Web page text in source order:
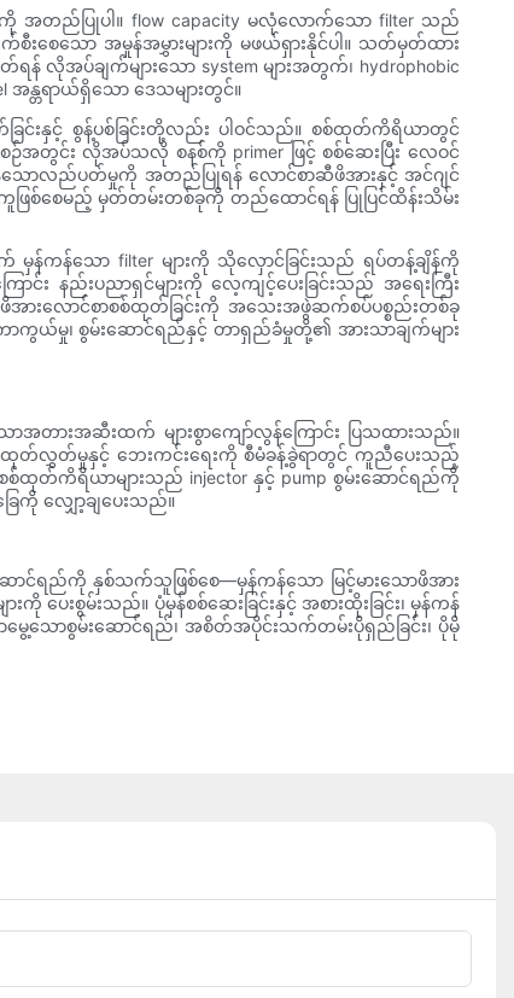
မှုကို အတည်ပြုပါ။ flow capacity မလုံလောက်သော filter သည်
စီးစေသော အမှုန်အမွှားများကို မဖယ်ရှားနိုင်ပါ။ သတ်မှတ်ထား
လိုအပ်ချက်များသော system များအတွက်၊ hydrophobic
အန္တရာယ်ရှိသော ဒေသများတွင်။
ြင်းနှင့် စွန့်ပစ်ခြင်းတို့လည်း ပါဝင်သည်။ စစ်ထုတ်ကိရိယာတွင်
စဉ်အတွင်း လိုအပ်သလို စနစ်ကို primer ဖြင့် စစ်ဆေးပြီး လေဝင်
န်သောလည်ပတ်မှုကို အတည်ပြုရန် လောင်စာဆီဖိအားနှင့် အင်ဂျင်
ကူဖြစ်စေမည့် မှတ်တမ်းတစ်ခုကို တည်ထောင်ရန် ပြုပြင်ထိန်းသိမ်း
မှန်ကန်သော filter များကို သိုလှောင်ခြင်းသည် ရပ်တန့်ချိန်ကို
ာင်း နည်းပညာရှင်များကို လေ့ကျင့်ပေးခြင်းသည် အရေးကြီး
ဖိအားလောင်စာစစ်ထုတ်ခြင်းကို အသေးအဖွဲဆက်စပ်ပစ္စည်းတစ်ခု
ာကွယ်မှု၊ စွမ်းဆောင်ရည်နှင့် တာရှည်ခံမှုတို့၏ အားသာချက်များ
တားအဆီးထက် များစွာကျော်လွန်ကြောင်း ပြသထားသည်။
၊ ထုတ်လွှတ်မှုနှင့် ဘေးကင်းရေးကို စီမံခန့်ခွဲရာတွင် ကူညီပေးသည့်
စ်ထုတ်ကိရိယာများသည် injector နှင့် pump စွမ်းဆောင်ရည်ကို
ေကို လျှော့ချပေးသည်။
ည်ကို နှစ်သက်သူဖြစ်စေ—မှန်ကန်သော မြင့်မားသောဖိအား
ပေးစွမ်းသည်။ ပုံမှန်စစ်ဆေးခြင်းနှင့် အစားထိုးခြင်း၊ မှန်ကန်
သောစွမ်းဆောင်ရည်၊ အစိတ်အပိုင်းသက်တမ်းပိုရှည်ခြင်း၊ ပိုမို